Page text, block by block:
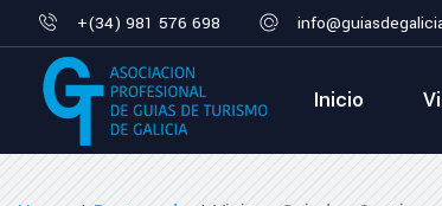
+(34) 981 576 698
Inicio